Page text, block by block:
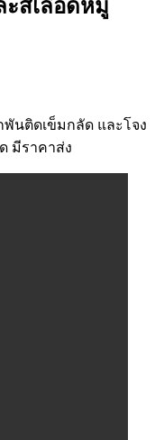
ะสีเลือดหมู
พันติดเข็มกลัด และโจง
มีราคาส่ง